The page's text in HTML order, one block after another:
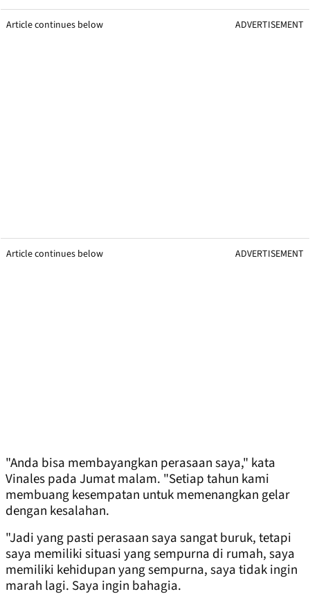
Article continues below ADVERTISEMENT
Article continues below ADVERTISEMENT
"Anda bisa membayangkan perasaan saya," kata
Vinales pada Jumat malam. "Setiap tahun kami
membuang kesempatan untuk memenangkan gelar
dengan kesalahan.
"Jadi yang pasti perasaan saya sangat buruk, tetapi
saya memiliki situasi yang sempurna di rumah, saya
memiliki kehidupan yang sempurna, saya tidak ingin
marah lagi. Saya ingin bahagia.